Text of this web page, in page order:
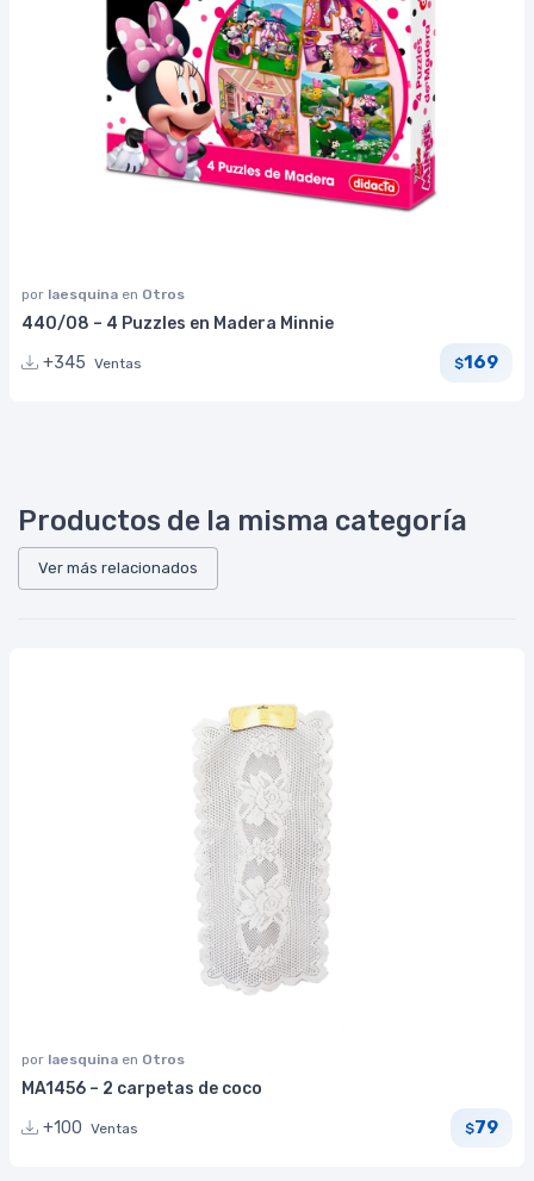
por laesquina en Otros
440/08 – 4 Puzzles en Madera Minnie
+345 Ventas $169
Productos de la misma categoría
Ver más relacionados
por laesquina en Otros
MA1456 – 2 carpetas de coco
+100 Ventas $79